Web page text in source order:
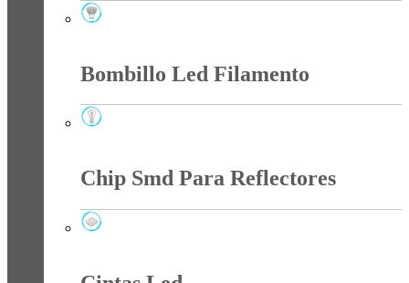
Bombillo Led Filamento
Chip Smd Para Reflectores